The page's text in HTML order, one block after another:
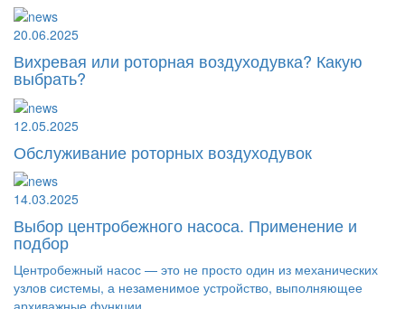
20.06.2025
Вихревая или роторная воздуходувка? Какую
выбрать?
12.05.2025
Обслуживание роторных воздуходувок
14.03.2025
Выбор центробежного насоса. Применение и
подбор
Центробежный насос — это не просто один из механических
узлов системы, а незаменимое устройство, выполняющее
архиважные функции.